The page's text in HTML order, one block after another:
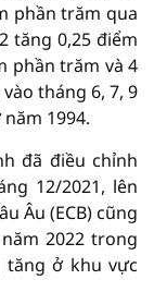
phần trăm qua
tăng 0,25 điểm
phần trăm và 4
tháng 6, 7, 9
1994.
đã điều chỉnh
12/2021, lên
Âu (ECB) cũng
2022 trong
ở khu vực